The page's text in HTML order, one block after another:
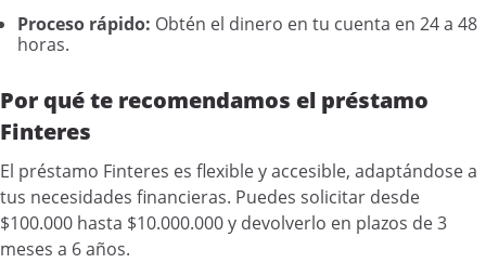
Proceso rápido: Obtén el dinero en tu cuenta en 24 a 48
horas.
Por qué te recomendamos el préstamo
Finteres
El préstamo Finteres es flexible y accesible, adaptándose a
tus necesidades financieras. Puedes solicitar desde
$100.000 hasta $10.000.000 y devolverlo en plazos de 3
meses a 6 años.